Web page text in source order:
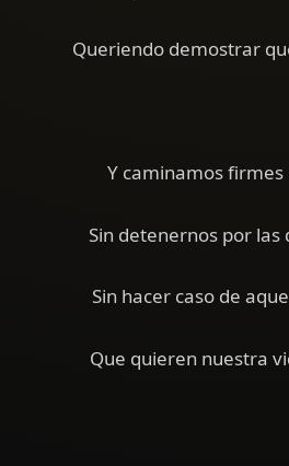
Queriendo demostrar
Y caminamos firmes
Sin detenernos por las
Sin hacer caso de
Que quieren nuestra